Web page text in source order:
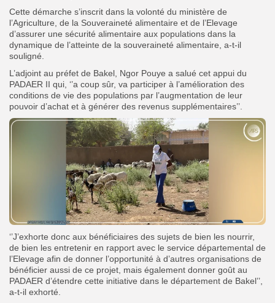
Cette démarche s’inscrit dans la volonté du ministère de
l’Agriculture, de la Souveraineté alimentaire et de l’Elevage
d’assurer une sécurité alimentaire aux populations dans la
dynamique de l’atteinte de la souveraineté alimentaire, a-t-il
souligné.
L’adjoint au préfet de Bakel, Ngor Pouye a salué cet appui du
PADAER II qui, ‘’a coup sûr, va participer à l’amélioration des
conditions de vie des populations par l’augmentation de leur
pouvoir d’achat et à générer des revenus supplémentaires’’.
‘’J’exhorte donc aux bénéficiaires des sujets de bien les nourrir,
de bien les entretenir en rapport avec le service départemental de
l’Elevage afin de donner l’opportunité à d’autres organisations de
bénéficier aussi de ce projet, mais également donner goût au
PADAER d’étendre cette initiative dans le département de Bakel’’,
a-t-il exhorté.